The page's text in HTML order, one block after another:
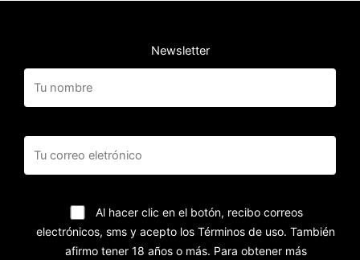
Newsletter
Al hacer clic en el botón, recibo correos
electrónicos, sms y acepto los Términos de uso. También
afirmo tener 18 años o más. Para obtener más